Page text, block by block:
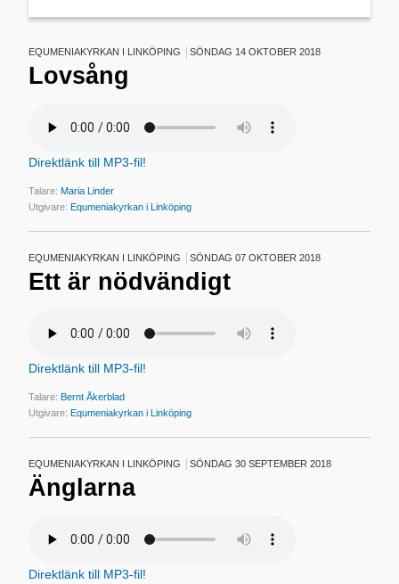
EQUMENIAKYRKAN I LINKÖPING SÖNDAG 14 OKTOBER 2018
Lovsång
Direktlänk till MP3-fil!
Talare:Maria Linder
Utgivare:Equmeniakyrkan i Linköping
EQUMENIAKYRKAN I LINKÖPING SÖNDAG 07 OKTOBER 2018
Ett är nödvändigt
Direktlänk till MP3-fil!
Talare:Bernt Åkerblad
Utgivare:Equmeniakyrkan i Linköping
EQUMENIAKYRKAN I LINKÖPING SÖNDAG 30 SEPTEMBER 2018
Änglarna
Direktlänk till MP3-fil!